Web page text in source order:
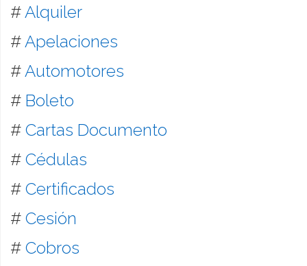
# Alquiler
# Apelaciones
# Automotores
# Boleto
# Cartas Documento
# Cédulas
# Certificados
# Cesión
# Cobros